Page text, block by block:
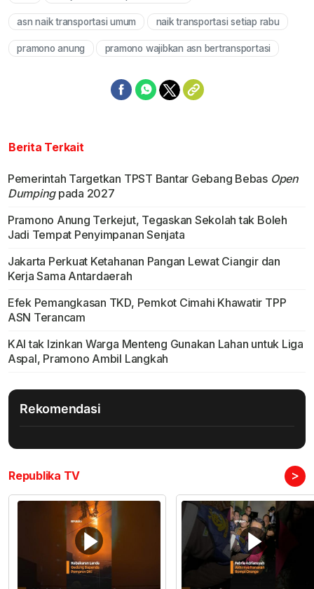
asn naik transportasi umum naik transportasi setiap rabu
pramono anung pramono wajibkan asn bertransportasi
Berita Terkait
Pemerintah Targetkan TPST Bantar Gebang Bebas Open
Dumpingpada 2027
Pramono Anung Terkejut, Tegaskan Sekolah tak Boleh
Jadi Tempat Penyimpanan Senjata
Jakarta Perkuat Ketahanan Pangan Lewat Ciangir dan
Kerja Sama Antardaerah
Efek Pemangkasan TKD, Pemkot Cimahi Khawatir TPP
ASN Terancam
KAI tak Izinkan Warga Menteng Gunakan Lahan untuk Liga
Aspal, Pramono Ambil Langkah
Rekomendasi
Republika TV >